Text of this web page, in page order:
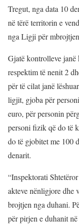
Tregut, nga data 10
në tërë territorin e
nga Ligji për
Gjatë kontrolleve janë
respektim të nenit 2
për të cilat janë
ligjit, gjoba për
euro, për personin
personi fizik që do të
do të gjobitet me 100
denarit.
“Inspektorati
akteve nënligjore dhe
brojtjen nga duhani.
për pirjen e duhanit